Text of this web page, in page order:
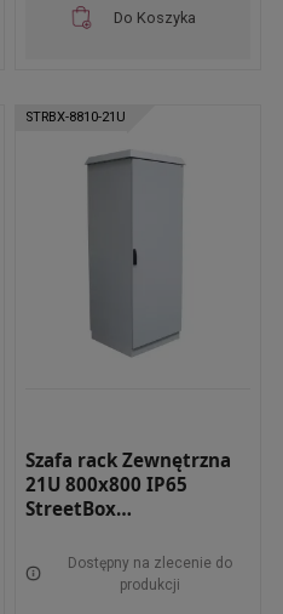
Do Koszyka
STRBX-8810-21U
Szafa rack Zewnętrzna
21U 800x800 IP65
StreetBox
7035 STRBX-8810-21U
Dostępny na zlecenie do
produkcji